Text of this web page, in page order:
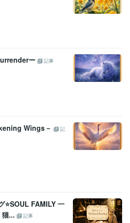
ー
記事
Wings－
記
⭐️SOUL FAMILY 一
猫...
記事